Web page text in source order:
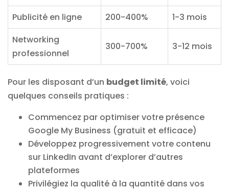
Publicité en ligne
200-400%
1-3 mois
Networking
professionnel
300-700% 3-12 mois
Pour les disposant d’un budget limité, voici
quelques conseils pratiques :
Commencez par optimiser votre présence
Google My Business (gratuit et efficace)
Développez progressivement votre contenu
sur LinkedIn avant d’explorer d’autres
plateformes
Privilégiez la qualité à la quantité dans vos